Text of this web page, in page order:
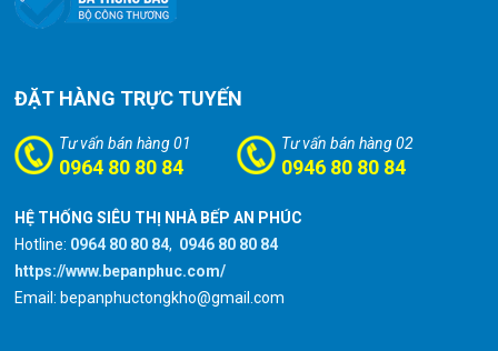
ĐẶT HÀNG TRỰC TUYẾN
Tư vấn bán hàng 01
0964 80 80 84
Tư vấn bán hàng 02
0946 80 80 84
HỆ THỐNG SIÊU THỊ NHÀ BẾP AN PHÚC
Hotline: 0964 80 80 84, 0946 80 80 84
https://www.bepanphuc.com/
Email: bepanphuctongkho@gmail.com